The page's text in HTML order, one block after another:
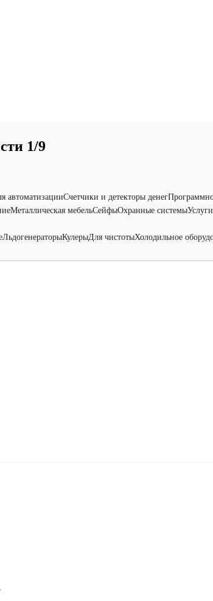
1/9
автоматизацииСчетчики и детекторы денег
Металлическая мебельСейфыОхранные системыУслуги
ЛьдогенераторыКулерыДля чистотыХолодильное